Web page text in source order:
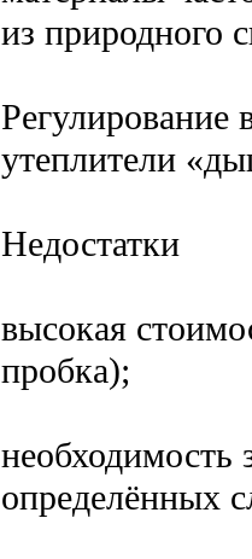
из природного
утеплители
Недостатки
высокая
пробка);
необходимость
определённых